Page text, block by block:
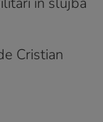
Cristian